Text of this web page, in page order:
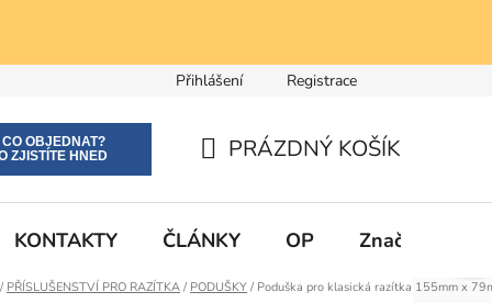
Přihlášení Registrace
KOŠÍK
PRÁZDNÝ KOŠÍK
KONTAKTY ČLÁNKY OP Značky
Domů
/ PŘÍSLUŠENSTVÍ PRO RAZÍTKA / PODUŠKY / Poduška pro klasická razítka 155mm x
CO OBJEDNAT?
ZJISTÍTE HNED